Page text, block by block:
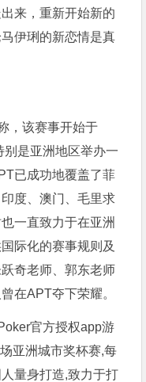
来，重新开始新的
伊琍的新恋情是真
，该赛事开始于
是亚洲地区举办一
已成功地覆盖了菲
度、澳门、毛里求
一直致力于在亚洲
际化的赛事规则及
奇老师、郭东老师
在APT夺下荣耀。
官方授权app游
亚洲城市奖杯赛,每
量身打造,致力于打